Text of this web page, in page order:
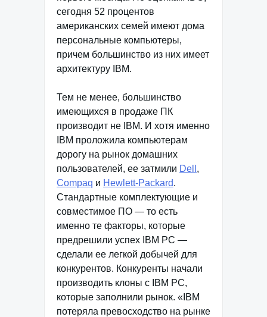
сегодня 52 процентов
американских семей имеют дома
персональные компьютеры,
причем большинство из них имеет
архитектуру IBM.
Тем не менее, большинство
имеющихся в продаже ПК
производит не IBM. И хотя именно
IBM проложила компьютерам
дорогу на рынок домашних
пользователей, ее затмили Dell ,
Compaq и Hewlett-Packard.
Стандартные комплектующие и
совместимое ПО — то есть
именно те факторы, которые
предрешили успех IBM РС —
сделали ее легкой добычей для
конкурентов. Конкуренты начали
производить клоны с IBM РС,
которые заполнили рынок. «IBM
потеряла превосходство на рынке